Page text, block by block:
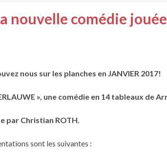
nouvelle comédie
nous sur les planches en JANVIER 2017!
», une comédie en 14 tableaux de
par Christian ROTH.
sont les suivantes :